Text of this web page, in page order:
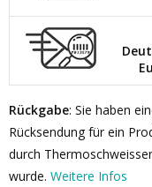
Rückgabe: Sie haben
Rücksendung für ein
durch
wurde. Weitere Infos